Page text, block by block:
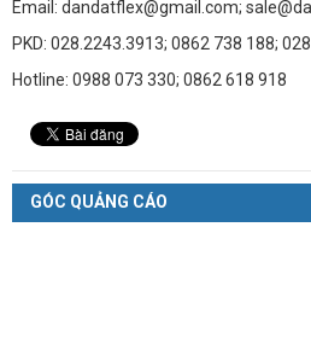
Email: dandatflex@gmail.com;
PKD: 028.2243.3913; 0862 738 188;
Hotline: 0988 073 330; 0862 618 918
GÓC QUẢNG CÁO